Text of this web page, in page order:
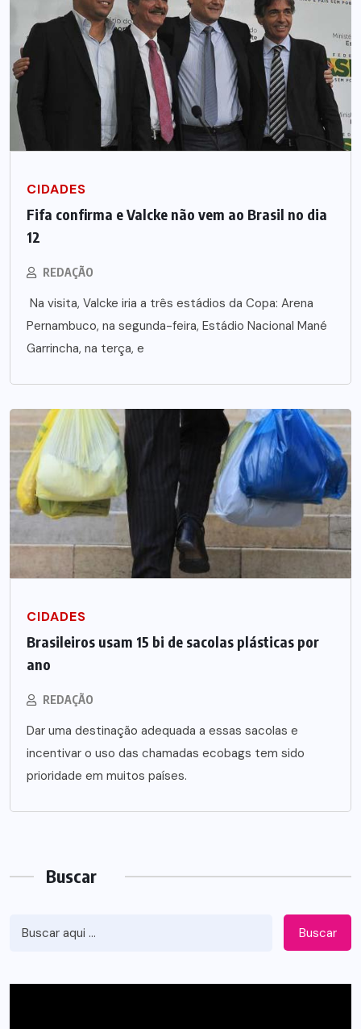
CIDADES
Fifa confirma e Valcke não vem ao Brasil no dia
12
REDAÇÃO
Na visita, Valcke iria a três estádios da Copa: Arena
Pernambuco, na segunda-feira, Estádio Nacional Mané
Garrincha, na terça, e
CIDADES
Brasileiros usam 15 bi de sacolas plásticas por
ano
REDAÇÃO
Dar uma destinação adequada a essas sacolas e
incentivar o uso das chamadas ecobags tem sido
prioridade em muitos países.
Buscar
Buscar